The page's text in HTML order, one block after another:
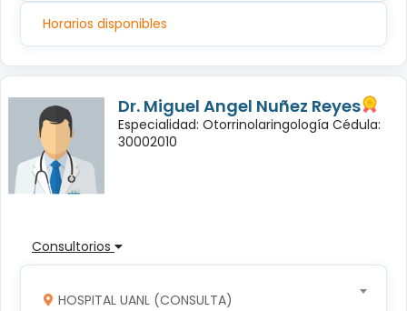
Horarios disponibles
Dr. Miguel Angel Nuñez Reyes
Especialidad: Otorrinolaringología Cédula:
30002010
Consultorios
HOSPITAL UANL (CONSULTA)